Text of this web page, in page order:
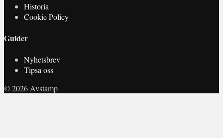
Historia
Cookie Policy
Guider
Nyhetsbrev
Tipsa oss
© 2026 Avstamp